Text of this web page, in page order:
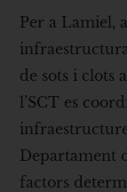
Per a Lamiel,
de sots i clots
l’SCT es
Departament
factors